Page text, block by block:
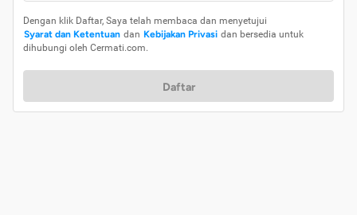
Dengan klik Daftar, Saya telah membaca dan menyetujui
Syarat dan Ketentuan dan Kebijakan Privasi dan bersedia untuk
dihubungi oleh Cermati.com.
Daftar